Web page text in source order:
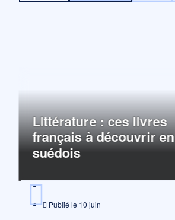
Littérature : ces livres
français à découvrir en
suédois
Publié le 10 juin